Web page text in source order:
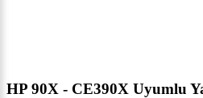
HP 90X - CE390X Uyumlu